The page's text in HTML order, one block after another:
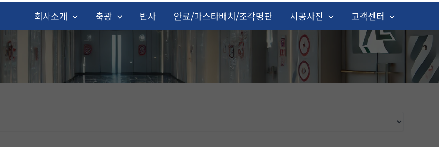
회사소개 축광 반사 안료/마스타배치/조각명판 시공사진 고객센터